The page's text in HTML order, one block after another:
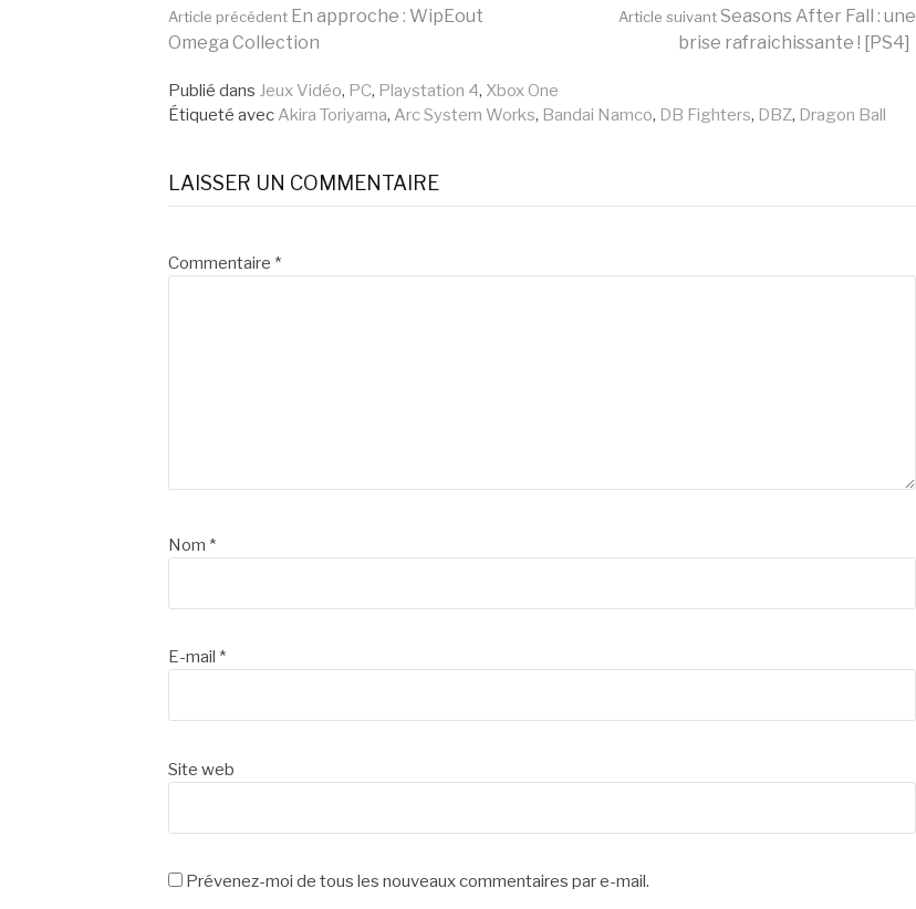
Lire
la
suite
Article précédent En approche : WipEout
Omega Collection
Article suivantSeasons After Fall : une
brise rafraichissante ! [PS4]
Publié dans Jeux Vidéo, PC, Playstation 4, Xbox One
Étiqueté avec Akira Toriyama, Arc System Works, Bandai Namco, DB Fighters, DBZ, Dragon Ball
LAISSER UN COMMENTAIRE
Commentaire *
Nom *
E-mail *
Site web
Prévenez-moi de tous les nouveaux commentaires par e-mail.